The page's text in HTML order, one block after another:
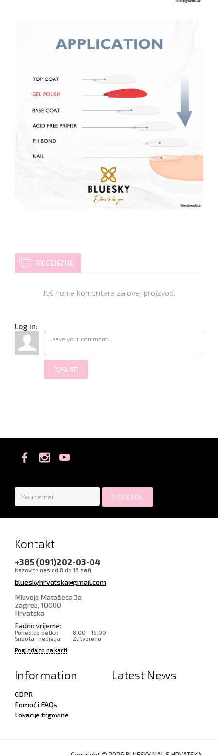
RECENZIJE
Još nema komentara za ovaj proizvod.
Log in:
POSLATI
Kontakt
+385 (091)202-03-04
Nazovite nas od 8 do 16 sati
blueskyhrvatska@gmail.com
Milivoja Matošeca 3a
Zagreb, 10000
Hrvatska
Radno vrijeme:
Poned.do petka:
8.00 - 16.00
Subota i nedjelja:
Zatvoreno
Pogledajte na karti
Information
GDPR
Pomoć i FAQs
Lokacije trgovine
Latest News